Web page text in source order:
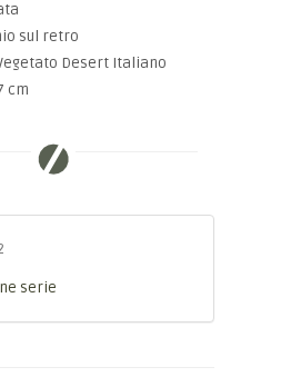
sul retro
Desert Italiano
cm
serie